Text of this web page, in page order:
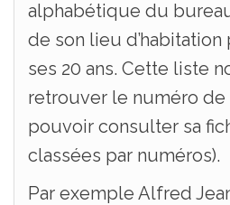
alphabétique du
de son lieu d’habitation
ses 20 ans. Cette liste
retrouver le numéro
pouvoir consulter sa
classées par numéros).
Par exemple Alfred